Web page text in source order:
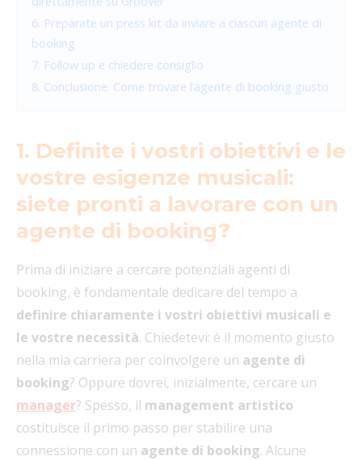
6. Preparate un press kit da inviare a ciascun agente di
booking
7. Follow up e chiedere consiglio
8. Conclusione: Come trovare l’agente di booking giusto
1. Definite i vostri obiettivi e le
vostre esigenze musicali:
siete pronti a lavorare con un
agente di booking?
Prima di iniziare a cercare potenziali agenti di
booking, è fondamentale dedicare del tempo a
definire chiaramente i vostri obiettivi musicali e
le vostre necessità. Chiedetevi: è il momento giusto
nella mia carriera per coinvolgere un agente di
booking? Oppure dovrei, inizialmente, cercare un
manager? Spesso, il management artistico
costituisce il primo passo per stabilire una
connessione con un agente di booking. Alcune